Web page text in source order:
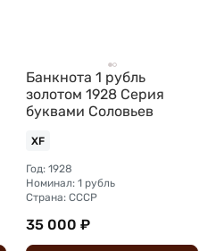
Банкнота 1 рубль
золотом 1928 Серия
буквами Соловьев
XF
Год: 1928
Номинал: 1 рубль
Страна: СССР
35 000 ₽